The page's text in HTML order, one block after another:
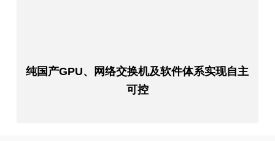
纯国产GPU、网络交换机及软件体系实现自主
可控